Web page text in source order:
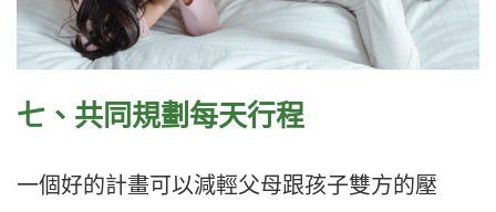
七、共同規劃每天行程​
一個好的計畫可以減輕父母跟孩子雙方的壓